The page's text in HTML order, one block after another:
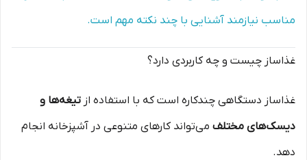
مناسب نیازمند آشنایی با چند نکته مهم است.
غذاساز چیست و چه کاربردی دارد؟
غذاساز دستگاهی چندکاره است که با استفاده از تیغه‌ها و
دیسک‌های مختلف می‌تواند کارهای متنوعی در آشپزخانه انجام
دهد.